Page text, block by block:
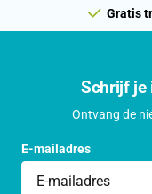
Gratis
Schrijf je
Ontvang de
E-mailadres